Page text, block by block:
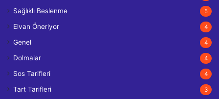
Sağlıklı Beslenme 5
Elvan Öneriyor 4
Genel 4
Dolmalar 4
Sos Tarifleri 4
Tart Tarifleri 3